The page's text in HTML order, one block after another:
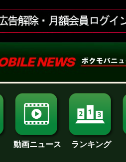
動画ニュース ランキング